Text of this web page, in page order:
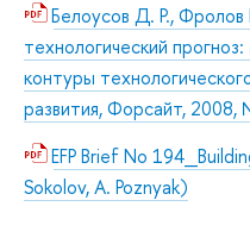
Белоусов Д. Р.,
технологический
контуры
развития, Форсайт,
EFP Brief No
Sokolov, A. Poznyak)